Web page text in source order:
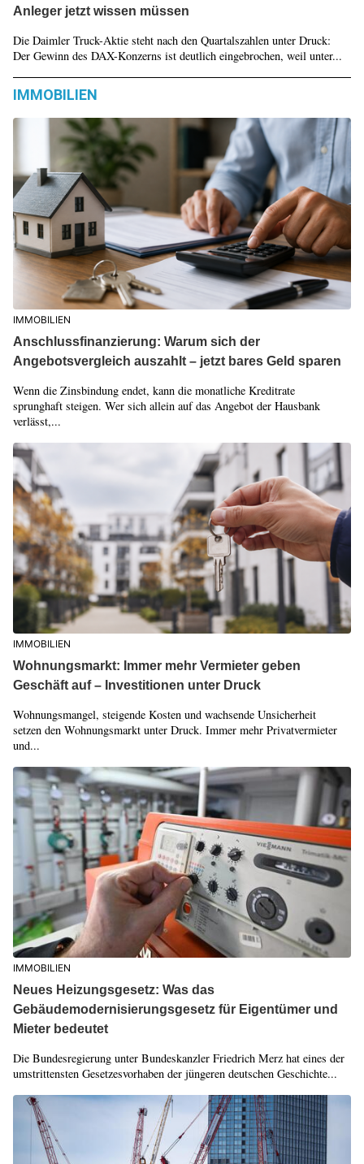
Anleger jetzt wissen müssen
Die Daimler Truck-Aktie steht nach den Quartalszahlen unter Druck:
Der Gewinn des DAX-Konzerns ist deutlich eingebrochen, weil unter...
IMMOBILIEN
IMMOBILIEN
Anschlussfinanzierung: Warum sich der
Angebotsvergleich auszahlt – jetzt bares Geld sparen
Wenn die Zinsbindung endet, kann die monatliche Kreditrate
sprunghaft steigen. Wer sich allein auf das Angebot der Hausbank
verlässt,...
IMMOBILIEN
Wohnungsmarkt: Immer mehr Vermieter geben
Geschäft auf – Investitionen unter Druck
Wohnungsmangel, steigende Kosten und wachsende Unsicherheit
setzen den Wohnungsmarkt unter Druck. Immer mehr Privatvermieter
und...
IMMOBILIEN
Neues Heizungsgesetz: Was das
Gebäudemodernisierungsgesetz für Eigentümer und
Mieter bedeutet
Die Bundesregierung unter Bundeskanzler Friedrich Merz hat eines der
umstrittensten Gesetzesvorhaben der jüngeren deutschen Geschichte...